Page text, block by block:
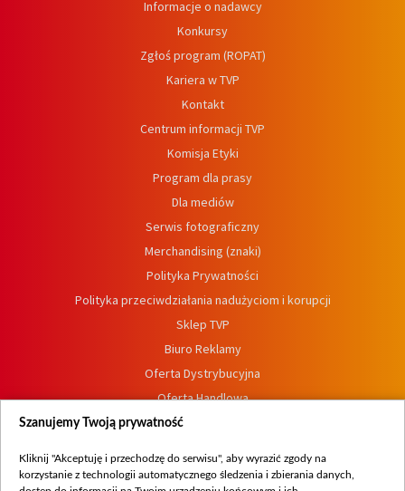
Informacje o nadawcy
Konkursy
Zgłoś program (ROPAT)
Kariera w TVP
Kontakt
Centrum informacji TVP
Komisja Etyki
Program dla prasy
Dla mediów
Serwis fotograficzny
Merchandising (znaki)
Polityka Prywatności
Polityka przeciwdziałania nadużyciom i korupcji
Sklep TVP
Biuro Reklamy
Oferta Dystrybucyjna
Oferta Handlowa
Dostępność
Procedura zgłoszeń wewnętrznych
Szanujemy Twoją prywatność
Kliknij "Akceptuję i przechodzę do serwisu", aby wyrazić zgody na
korzystanie z technologii automatycznego śledzenia i zbierania danych,